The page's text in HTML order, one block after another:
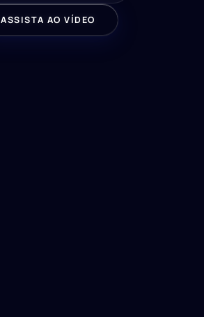
ASSISTA AO VÍDEO